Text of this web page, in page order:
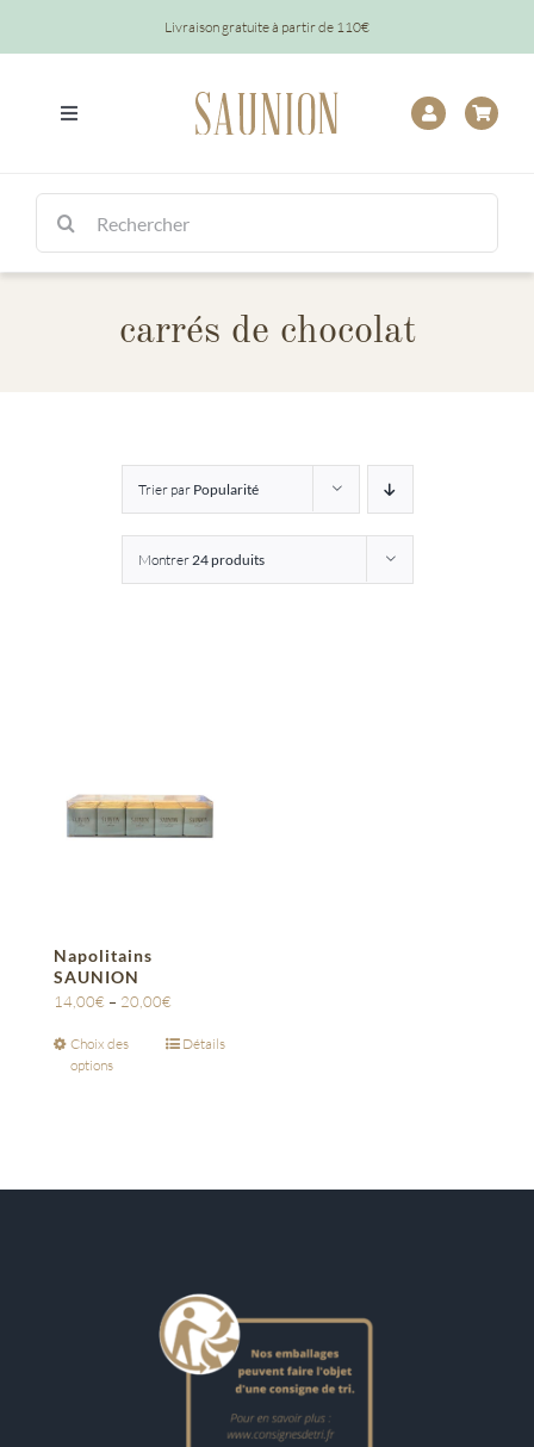
au
Livraison gratuite à partir de 110€
Toggle
Chocolats
Rechercher:
carrés de chocolat
Trier par Popularité
Montrer24 produits
Napolitains
SAUNION
14,00€ – 20,00€
Choix des
options
Détails